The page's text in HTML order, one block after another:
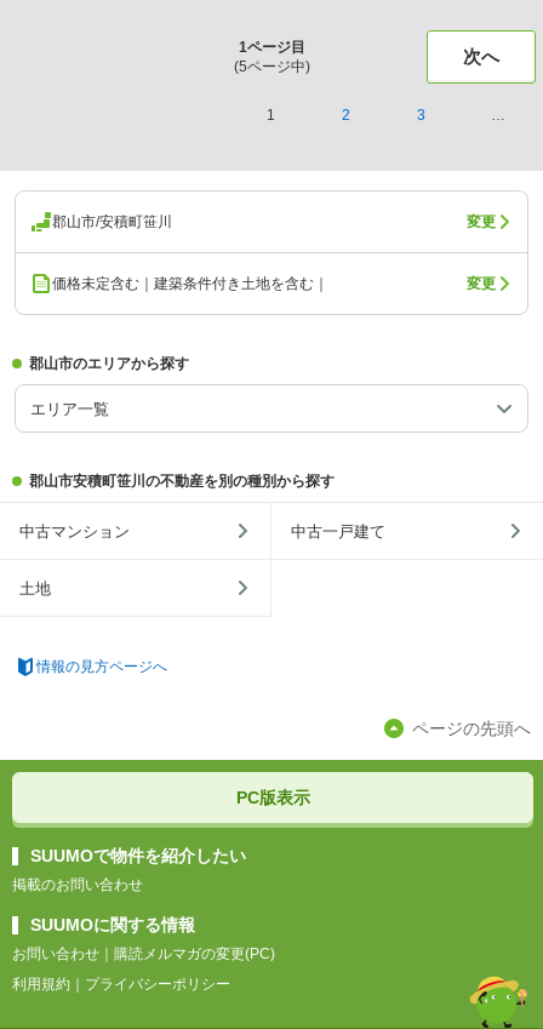
1ページ目
(5ページ中) 次へ
1 2 3 …
郡山市/安積町笹川 変更
価格未定含む｜建築条件付き土地を含む｜ 変更
郡山市のエリアから探す
エリア一覧
郡山市安積町笹川の不動産を別の種別から探す
中古マンション 中古一戸建て
土地
情報の見方ページへ
ページの先頭へ
PC版表示
SUUMOで物件を紹介したい
掲載のお問い合わせ
SUUMOに関する情報
お問い合わせ
購読メルマガの変更(PC)
利用規約
プライバシーポリシー